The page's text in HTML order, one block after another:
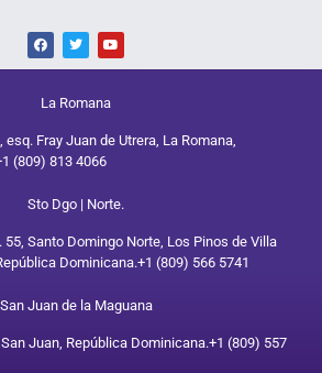
La Romana
Fray Juan de Utrera, La Romana,
(809) 813 4066
Sto Dgo | Norte.
55, Santo Domingo Norte, Los Pinos de Villa
Dominicana.+1 (809) 566 5741
San Juan de la Maguana
Juan, República Dominicana.+1 (809) 557